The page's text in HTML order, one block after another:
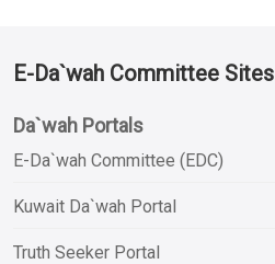
E-Da`wah Committee Sites
Da`wah Portals
E-Da`wah Committee (EDC)
Kuwait Da`wah Portal
Truth Seeker Portal